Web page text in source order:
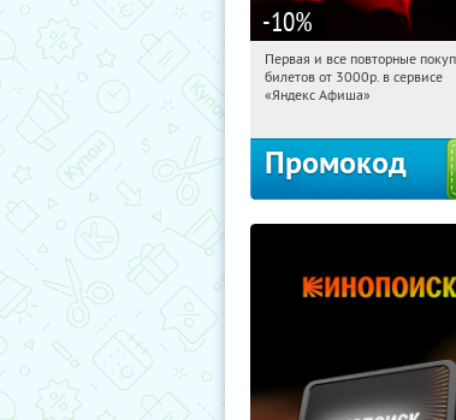
-10%
20:22:31
Россия
Первая и все повторные
билетов от 3000р. в сервисе
«Яндекс Афиша»
Промокод